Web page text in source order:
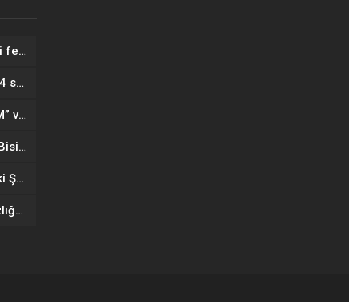
Kağıthane’de hatalı park trafiği felç etti! Vatandaşlar aracı Forklift ile yoldan kaldırdı
İstanbullular dikkat: 10 ilçeye 4 saat su verilemeyecek
Binerken dikkat: İstanbul’da “M” ve “U” logolu metroların farkı…
Kağıthane’de akran zorbalığı: Bisikletini gasbetmeye çalıştılar, tutuklandılar
10 Yaşındaki Çocuğa Darbe: İki Şüpheli Tutuklandı
Sakarya’da kuyumcudan hırsızlığa ilişkin 7 sanığın yargılanması sürdü